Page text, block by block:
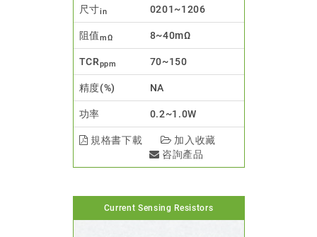
尺寸in 0201~1206
阻值mΩ 8~40mΩ
TCRppm 70~150
精度(%) NA
功率 0.2~1.0W
規格書下載
加入收藏
咨詢產品
Current Sensing Resistors